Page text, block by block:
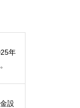
年
設